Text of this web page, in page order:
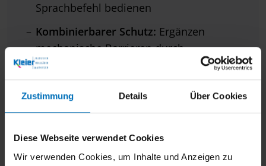
Zustimmung Details Über Cookies
Diese Webseite verwendet Cookies
Wir verwenden Cookies, um Inhalte und Anzeigen zu
Sprachbefehl bedienen
Kombinierbarer Schutz: Ergänzen
mechanische Barrieren durch
intelligente Technik
Sicherheitsfunktionen auch bei